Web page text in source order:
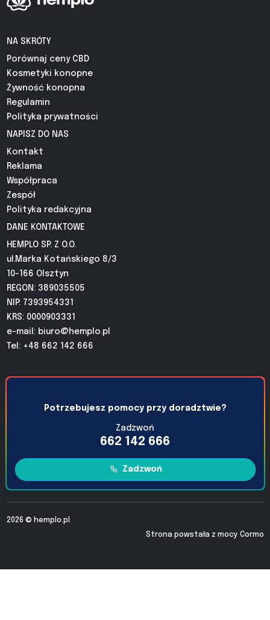
NA SKRÓTY
Porównaj ceny CBD
Kosmetyki konopne
Żywność konopna
Regulamin
Polityka prywatności
NAPISZ DO NAS
Kontakt
Reklama
Współpraca
Zespół
Polityka redakcyjna
DANE KONTAKTOWE
HEMPLO SP. Z O.O.
ul.Marka Kotańskiego 8/3
10-166 Olsztyn
REGON: 389035505
NIP: 7393954331
KRS: 0000903331
e-mail: biuro@hemplo.pl
Tel: +48 662 142 666
Potrzebujesz pomocy przy doradztwie?
Zadzwoń
662 142 666
Zadzwoń
2026 © hemplo.pl
Strona powstała z mocy Cormo